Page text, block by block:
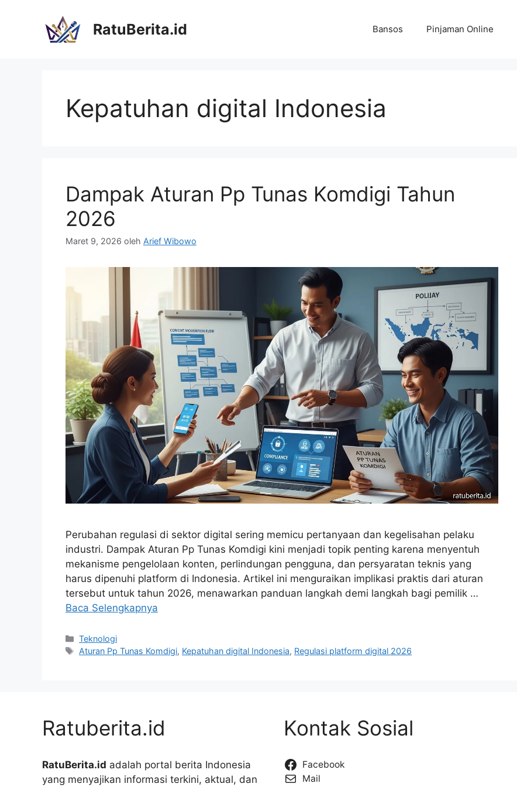
RatuBerita.id Bansos Pinjaman Online
Kepatuhan digital Indonesia
Dampak Aturan Pp Tunas Komdigi Tahun
2026
Maret 9, 2026 oleh Arief Wibowo
Perubahan regulasi di sektor digital sering memicu pertanyaan dan kegelisahan pelaku
industri. Dampak Aturan Pp Tunas Komdigi kini menjadi topik penting karena menyentuh
mekanisme pengelolaan konten, perlindungan pengguna, dan persyaratan teknis yang
harus dipenuhi platform di Indonesia. Artikel ini menguraikan implikasi praktis dari aturan
tersebut untuk tahun 2026, menawarkan panduan langkah demi langkah bagi pemilik …
Baca Selengkapnya
Kategori
Teknologi
Tag
Aturan Pp Tunas Komdigi, Kepatuhan digital Indonesia, Regulasi platform digital 2026
Ratuberita.id
RatuBerita.id adalah portal berita Indonesia
yang menyajikan informasi terkini, aktual, dan
Kontak Sosial
Facebook
Mail